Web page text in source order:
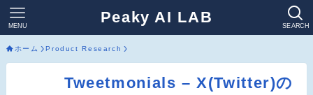
Peaky AI LAB SEARCH
MENU
ホーム Product Research
Tweetmonials – X(Twitter)の